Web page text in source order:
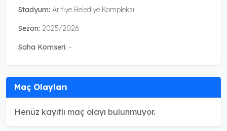
Stadyum: Arifiye Belediye Kompleksi
Sezon: 2025/2026
Saha Komseri: -
Maç Olayları
Henüz kayıtlı maç olayı bulunmuyor.